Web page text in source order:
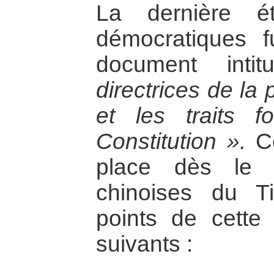
La dernière
démocratiques
document
directrices de la
et les traits
Constitution ».
place dès le
chinoises du
points de cette
suivants :